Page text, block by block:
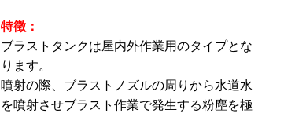
特徴：
ブラストタンクは屋内外作業用のタイプとな
ります。
噴射の際、ブラストノズルの周りから水道水
を噴射させブラスト作業で発生する粉塵を極